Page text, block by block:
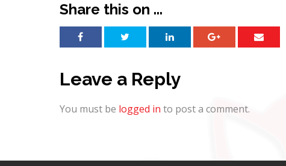
Share this on ...
Leave a Reply
You must be logged in to post a comment.